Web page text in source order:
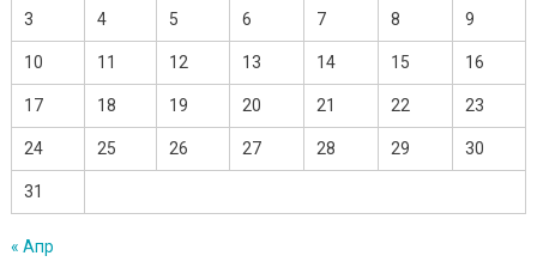
3 4 5 6 7 8 9
10 11 12 13 14 15 16
17 18 19 20 21 22 23
24 25 26 27 28 29 30
31
« Апр